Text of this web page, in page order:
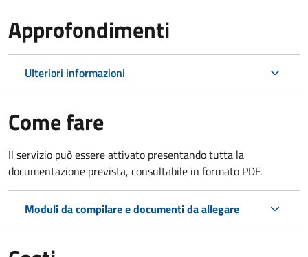
Approfondimenti
Ulteriori informazioni
Come fare
Il servizio può essere attivato presentando tutta la
documentazione prevista, consultabile in formato PDF.
Moduli da compilare e documenti da allegare